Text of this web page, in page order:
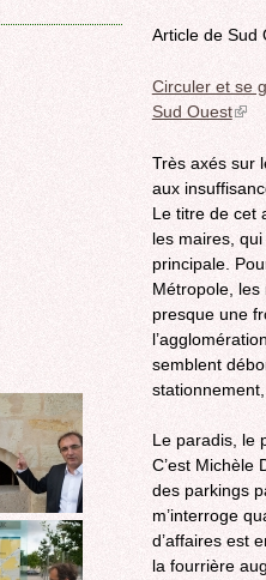
Article de Sud
Circuler et se
Sud Ouest(link
Très axés sur
aux
Le titre de cet
les maires,
principale.
Métropole, les
presque une
semblent
Le paradis, le
C’est Michèle
des parkings
m’interroge
d’affaires est
la fourrière